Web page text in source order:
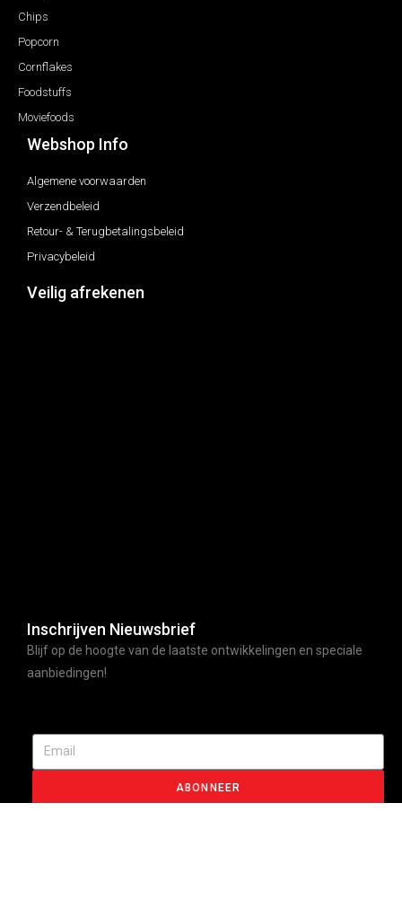
Chips
Popcorn
Cornflakes
Foodstuffs
Moviefoods
Webshop Info
Algemene voorwaarden
Verzendbeleid
Retour- & Terugbetalingsbeleid
Privacybeleid
Veilig afrekenen
Inschrijven Nieuwsbrief
Blijf op de hoogte van de laatste ontwikkelingen en speciale
aanbiedingen!
ABONNEER